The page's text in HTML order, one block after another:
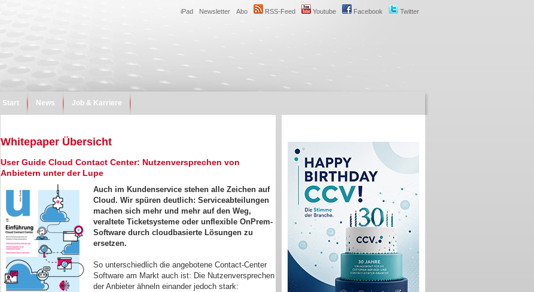
Twitter
Facebook
Youtube
RSS-Feed
Abo
Newsletter
iPad
Start News Job & Karriere
Whitepaper Übersicht
User Guide Cloud Contact Center: Nutzenversprechen von
Anbietern unter der Lupe
Auch im Kundenservice stehen alle Zeichen auf
Cloud. Wir spüren deutlich: Serviceabteilungen
machen sich mehr und mehr auf den Weg,
veraltete Ticketsysteme oder unflexible OnPrem-
Software durch cloudbasierte Lösungen zu
ersetzen.
So unterschiedlich die angebotene Contact-Center
Software am Markt auch ist: Die Nutzenversprechen
der Anbieter ähneln einander jedoch stark: